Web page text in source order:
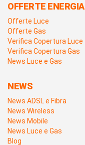
OFFERTE ENERGIA
Offerte Luce
Offerte Gas
Verifica Copertura Luce
Verifica Copertura Gas
News Luce e Gas
NEWS
News ADSL e Fibra
News Wireless
News Mobile
News Luce e Gas
Blog